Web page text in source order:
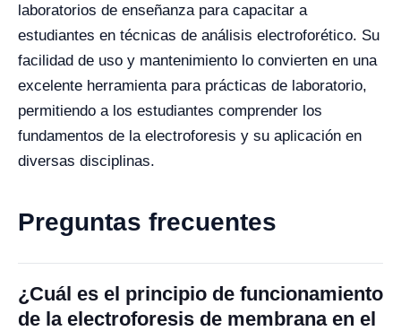
laboratorios de enseñanza para capacitar a
estudiantes en técnicas de análisis electroforético. Su
facilidad de uso y mantenimiento lo convierten en una
excelente herramienta para prácticas de laboratorio,
permitiendo a los estudiantes comprender los
fundamentos de la electroforesis y su aplicación en
diversas disciplinas.
Preguntas frecuentes
¿Cuál es el principio de funcionamiento
de la electroforesis de membrana en el